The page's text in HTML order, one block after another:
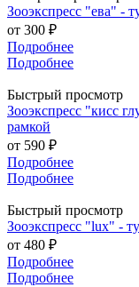
Зооэкспресс "ева" -
от 300 ₽
Подробнее
Подробнее
Быстрый просмотр
Зооэкспресс "кисс
рамкой
от 590 ₽
Подробнее
Подробнее
Быстрый просмотр
Зооэкспресс "lux" -
от 480 ₽
Подробнее
Подробнее